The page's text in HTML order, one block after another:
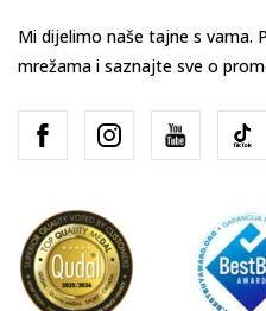
Mi dijelimo naše tajne s vama.
mrežama i saznajte sve o